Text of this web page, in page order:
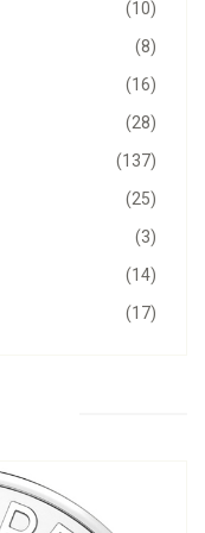
(10)
(8)
(16)
(28)
(137)
(25)
(3)
(14)
(17)